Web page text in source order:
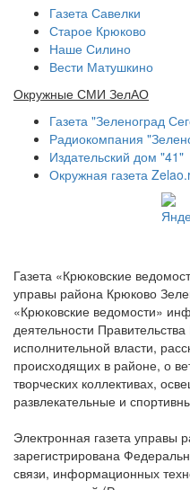
Газета Савелки
Старое Крюково
Наше Силино
Вести Матушкино
Окружные СМИ ЗелАО
Газета "Зеленоград
Радиокомпания
Издательский дом "41"
Окружная газета
Газета «Крюковские
управы района Крюково
«Крюковские ведомости»
деятельности
исполнительной власти,
происходящих в районе, о
творческих коллективах,
развлекательные и
Электронная газета управы
зарегистрирована
связи, информационных